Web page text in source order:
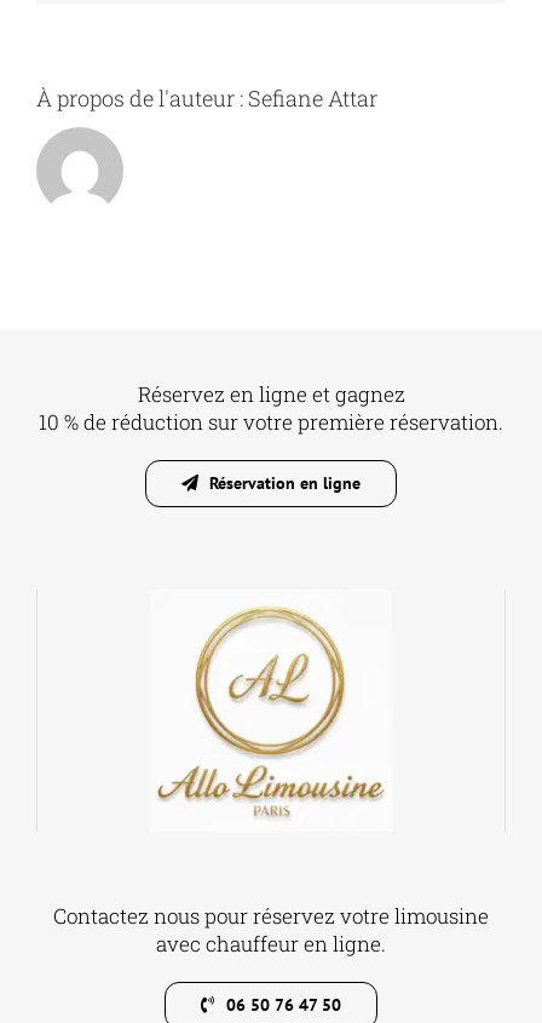
Paris
À propos de l'auteur : Sefiane Attar
Réservez en ligne et gagnez
10 % de réduction sur votre première réservation.
Réservation en ligne
Contactez nous pour réservez votre limousine
avec chauffeur en ligne.
06 50 76 47 50